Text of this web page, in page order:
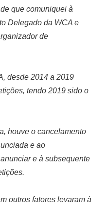
que comuniquei à
Delegado da WCA e
de
desde 2014 a 2019
tendo 2019 sido o
houve o cancelamento
e ao
e à subsequente
outros fatores levaram à